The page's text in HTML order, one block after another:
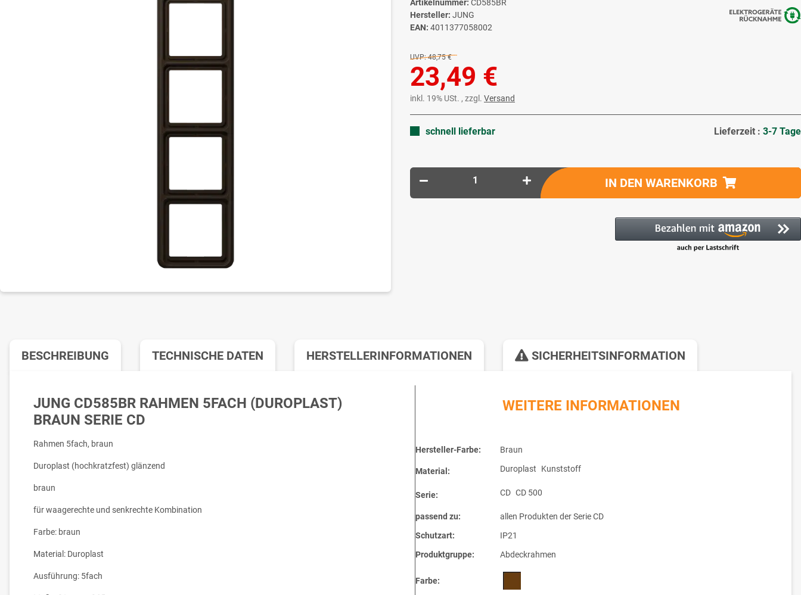
Artikelnummer: CD585BR
Hersteller: JUNG
EAN: 4011377058002
UVP: 48,75 €
23,49 €
inkl. 19% USt. , zzgl. Versand
schnell lieferbar Lieferzeit : 3-7 Tage
IN DEN WARENKORB
BESCHREIBUNG TECHNISCHE DATEN HERSTELLERINFORMATIONEN SICHERHEITSINFORMATION
JUNG CD585BR RAHMEN 5FACH (DUROPLAST)
BRAUN SERIE CD
Rahmen 5fach, braun
Duroplast (hochkratzfest) glänzend
braun
für waagerechte und senkrechte Kombination
Farbe: braun
Material: Duroplast
Ausführung: 5fach
WEITERE INFORMATIONEN
Hersteller-Farbe: Braun
Material: Duroplast Kunststoff
Serie: CD CD 500
passend zu:
allen Produkten der Serie CD
Schutzart:
IP21
Produktgruppe:
Abdeckrahmen
Farbe: